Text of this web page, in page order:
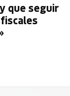
que seguir